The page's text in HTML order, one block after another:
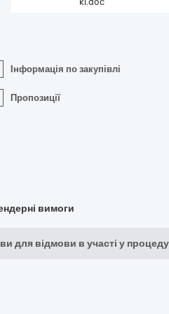
Інформація по закупівлі
Пропозиції
вимоги
для відмови в участі у